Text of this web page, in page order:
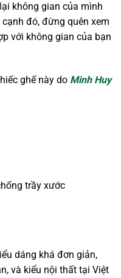
không gian của mình
đó, đừng quên xem
với không gian của bạn
ghế này do Minh Huy
trầy xước
dáng khá đơn giản,
và kiểu nội thất tại Việt